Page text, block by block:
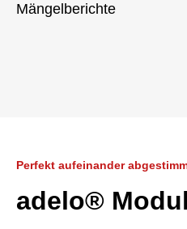
Mängelberichte
Perfekt aufeinander
adelo®